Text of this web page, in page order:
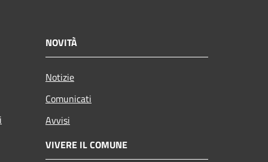
NOVITÀ
Notizie
Comunicati
Avvisi
VIVERE IL COMUNE